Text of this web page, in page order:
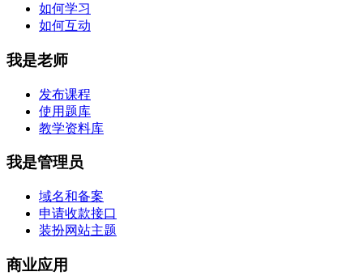
如何学习
如何互动
我是老师
发布课程
使用题库
教学资料库
我是管理员
域名和备案
申请收款接口
装扮网站主题
商业应用